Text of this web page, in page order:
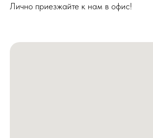
Лично приезжайте к нам в офис!